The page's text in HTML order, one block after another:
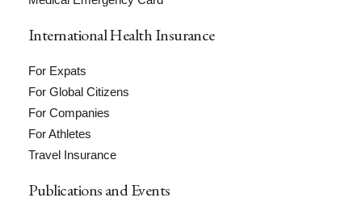
International Health Insurance
For Expats
For Global Citizens
For Companies
For Athletes
Travel Insurance
Publications and Events